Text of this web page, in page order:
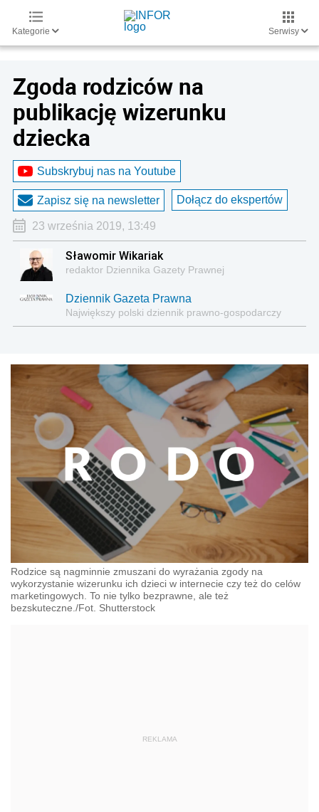
Kategorie Serwisy
Zgoda rodziców na
publikację wizerunku
dziecka
Subskrybuj nas na Youtube
Zapisz się na newsletter Dołącz do ekspertów
23 września 2019, 13:49
Sławomir Wikariak
redaktor Dziennika Gazety Prawnej
Dziennik Gazeta Prawna
Największy polski dziennik prawno-gospodarczy
Rodzice są nagminnie zmuszani do wyrażania zgody na
wykorzystanie wizerunku ich dzieci w internecie czy też do celów
marketingowych. To nie tylko bezprawne, ale też
bezskuteczne./Fot. Shutterstock